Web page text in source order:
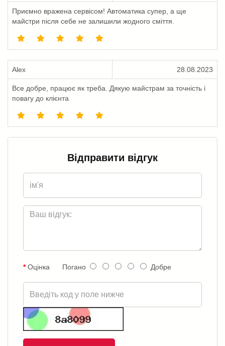
Приємно вражена сервісом! Автоматика супер, а ще
майстри після себе не залишили жодного сміття.
Alex 28.08.2023
Все добре, працює як треба. Дякую майстрам за точність і
повагу до клієнта
Відправити відгук
Оцінка Погано Добре